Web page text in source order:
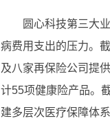
圆心科技第三大
病费用支出的压力。
及八家再保险公司提
计55项健康险产品。
建多层次医疗保障体系